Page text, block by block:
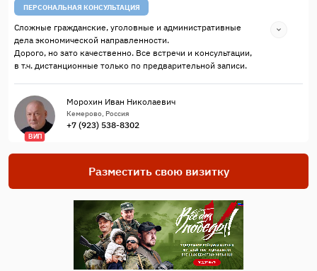
ПЕРСОНАЛЬНАЯ КОНСУЛЬТАЦИЯ
Сложные гражданские, уголовные и административные
дела экономической направленности.
Дорого, но зато качественно. Все встречи и консультации,
в т.ч. дистанционные только по предварительной записи.
ВИП
Морохин Иван Николаевич
Кемерово, Россия
+7 (923) 538-8302
Разместить свою визитку